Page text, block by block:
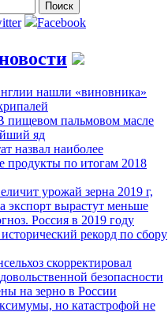
Facebook
нашли «виновника»
пищевом пальмовом масле
яд
назвал наиболее
продукты по итогам 2018
урожай зерна 2019 г,
экспорт вырастут меньше
Россия в 2019 году
рекорд по сбору
скорректировал
безопасности
на зерно в России
но катастрофой не